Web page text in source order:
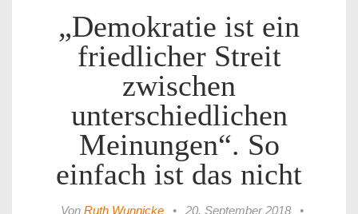
„Demokratie ist ein
friedlicher Streit
zwischen
unterschiedlichen
Meinungen“. So
einfach ist das nicht
Von Ruth Wunnicke • 20. September 2018
•